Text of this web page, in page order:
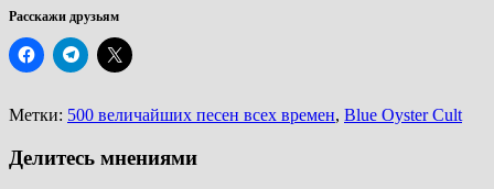
Расскажи друзьям
Метки: 500 величайших песен всех времен, Blue Oyster Cult
Делитесь мнениями